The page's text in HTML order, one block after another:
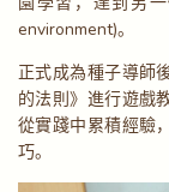
environment)。
正式成為種子導師
的法則》進行遊戲
從實踐中累積經驗
巧。